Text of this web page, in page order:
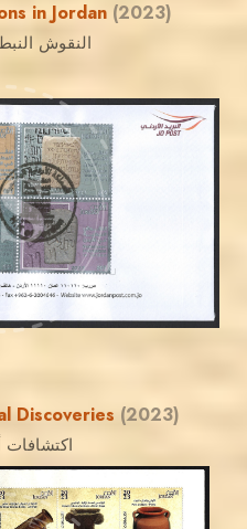
in Jordan (2023)
النقوش
Discoveries (2023)
اكتشافات